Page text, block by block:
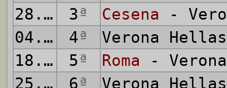
28.10.1973
3ª Cesena -
04.11.1973
4ª
Verona
18.11.1973
5ª Roma -
25.11.1973
6ª
Verona